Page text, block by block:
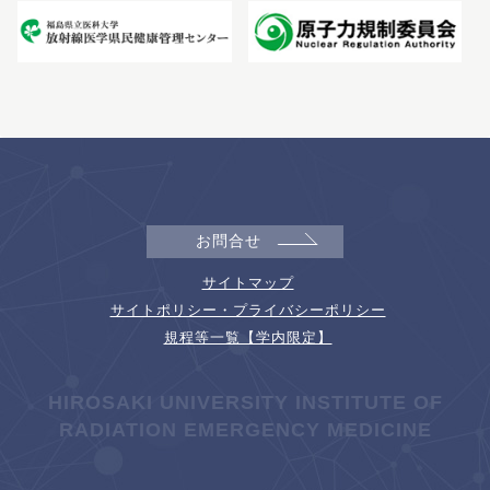
お問合せ
サイトマップ
サイトポリシー・プライバシーポリシー
規程等一覧【学内限定】
HIROSAKI UNIVERSITY INSTITUTE OF
RADIATION EMERGENCY MEDICINE